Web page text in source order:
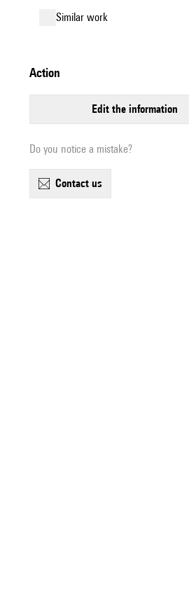
similar work
action
edit the information
Do you notice a mistake?
contact us